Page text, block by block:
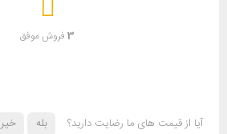
3 فروش موفق
آیا از قیمت های ما رضایت دارید؟ بله خیر